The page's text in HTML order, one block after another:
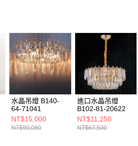
４．使用「AFTEE先享後付」時，將依據個別
即時審查核予不同之上限額度；若仍有額度不
結果請求用戶進行身份認證。
５．嚴禁一人註冊多個帳號或使用他人資訊註冊
形，恩沛科技股份有限公司將有權停止該用戶之
動。
水晶吊燈 B140-
64-71041
NT$15,000
NT$90,080
進口水晶吊燈
B102-81-20622
NT$11,250
NT$67,500